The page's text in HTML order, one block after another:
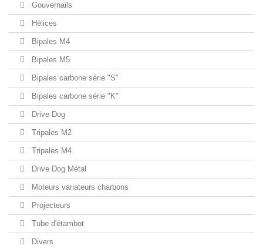
Gouvernails
Hélices
Bipales M4
Bipales M5
Bipales carbone série "S"
Bipales carbone série "K"
Drive Dog
Tripales M2
Tripales M4
Drive Dog Métal
Moteurs variateurs charbons
Projecteurs
Tube d'étambot
Divers